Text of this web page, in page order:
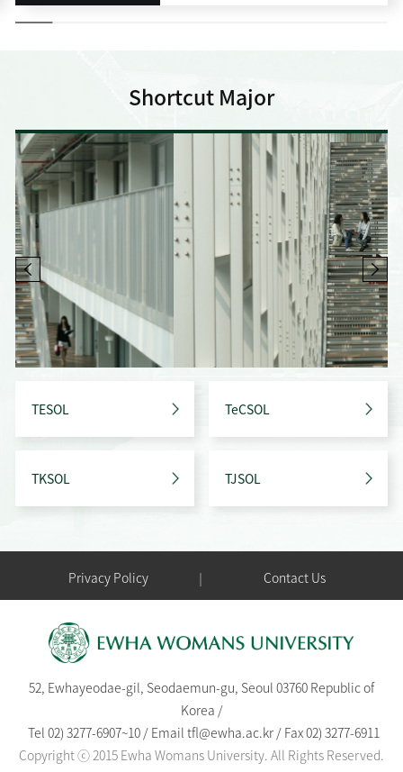
Shortcut Major
TESOL TeCSOL
TKSOL TJSOL
Privacy Policy Contact Us
52, Ewhayeodae-gil, Seodaemun-gu, Seoul 03760 Republic of
Korea /
Tel 02) 3277-6907~10/ Email tfl@ewha.ac.kr/ Fax 02) 3277-6911
Copyright ⓒ 2015 Ewha Womans University. All Rights Reserved.